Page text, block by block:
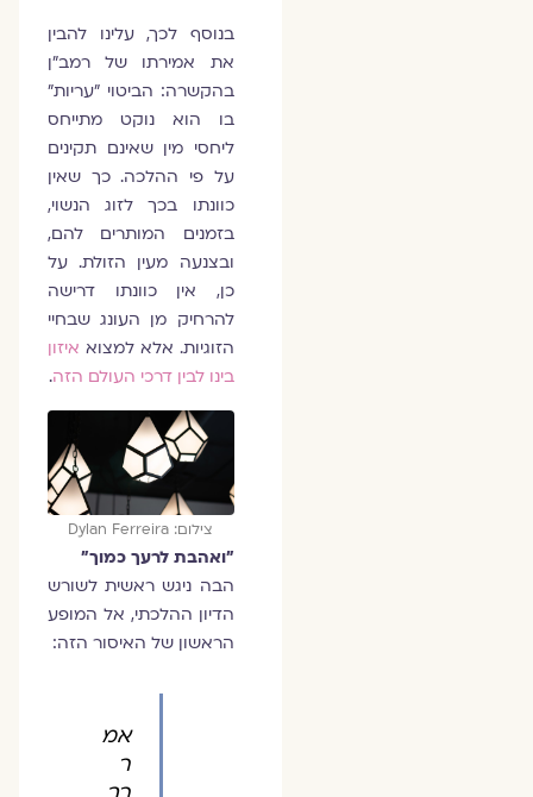
בנוסף לכך, עלינו להבין
את אמירתו של רמב"ן
בהקשרה: הביטוי "עריות"
בו הוא נוקט מתייחס
ליחסי מין שאינם תקינים
על פי ההלכה. כך שאין
כוונתו בכך לזוג הנשוי,
בזמנים המותרים להם,
ובצנעה מעין הזולת. על
כן, אין כוונתו דרישה
להרחיק מן העונג שבחיי
הזוגיות. אלא למצואאיזון
בינו לבין דרכי העולם הזה.
צילום: Dylan Ferreira
"ואהבת לרעך כמוך"
הבה ניגש ראשית לשורש
הדיון ההלכתי, אל המופע
הראשון של האיסור הזה:
אמ
ר